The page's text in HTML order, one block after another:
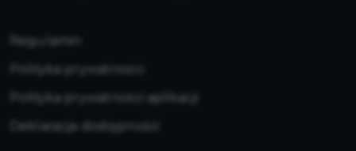
Regulamin
Polityka prywatności
Polityka prywatności aplikacji
Deklaracja dostępności